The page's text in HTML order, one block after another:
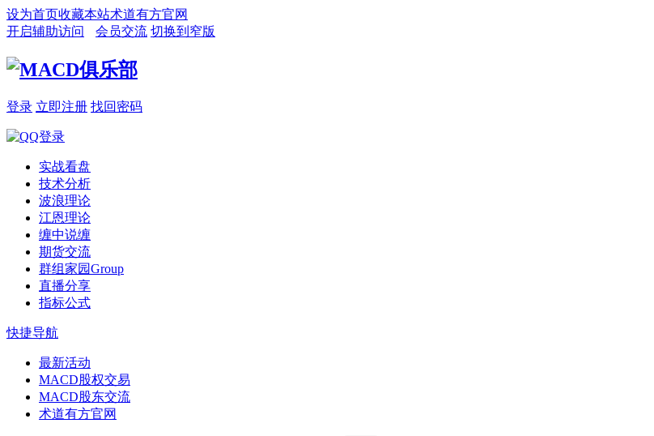
设为首页收藏本站术道有方官网
开启辅助访问
会员交流 切换到窄版
登录 立即注册 找回密码
实战看盘
技术分析
波浪理论
江恩理论
缠中说缠
期货交流
群组家园Group
直播分享
指标公式
快捷导航
最新活动
MACD股权交易
MACD股东交流
术道有方官网